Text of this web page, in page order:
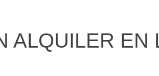
ALQUILER EN